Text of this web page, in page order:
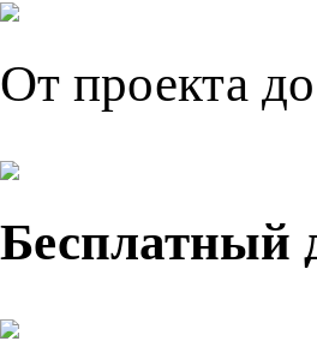
От проекта
Бесплатный